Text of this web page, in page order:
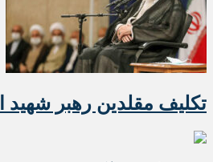
تکلیف مقلدین رهبر